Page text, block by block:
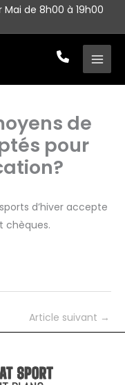
de 8h00 à 19h00
de
pour
d’hiver accepte
chèques.
Article suivant →